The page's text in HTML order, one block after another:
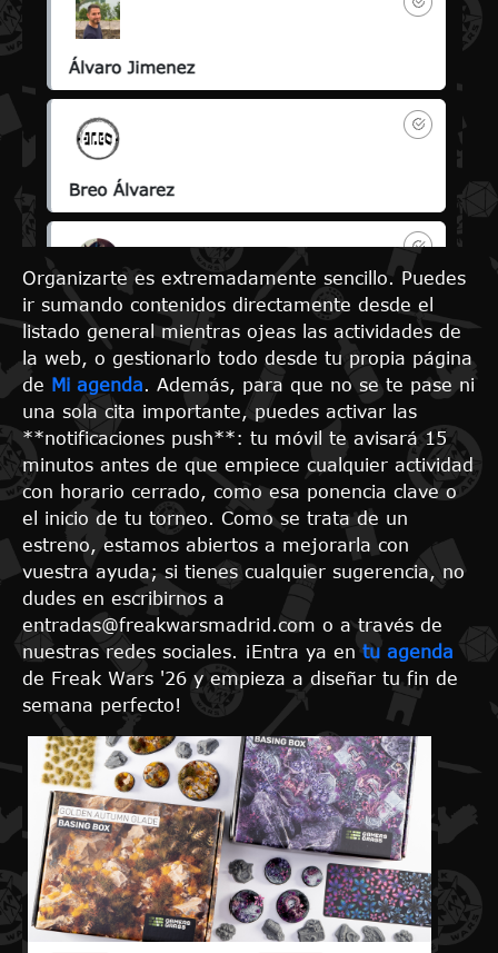
Organizarte es extremadamente sencillo. Puedes
ir sumando contenidos directamente desde el
listado general mientras ojeas las actividades de
la web, o gestionarlo todo desde tu propia página
de Mi agenda. Además, para que no se te pase ni
una sola cita importante, puedes activar las
**notificaciones push**: tu móvil te avisará 15
minutos antes de que empiece cualquier actividad
con horario cerrado, como esa ponencia clave o
el inicio de tu torneo. Como se trata de un
estreno, estamos abiertos a mejorarla con
vuestra ayuda; si tienes cualquier sugerencia, no
dudes en escribirnos a
entradas@freakwarsmadrid.com o a través de
nuestras redes sociales. ¡Entra ya entu agenda
de Freak Wars '26 y empieza a diseñar tu fin de
semana perfecto!